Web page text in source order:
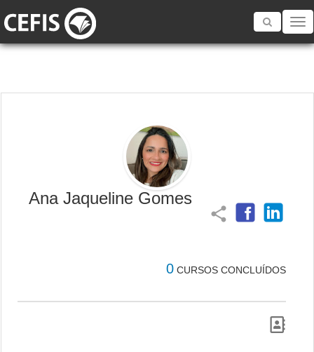
Toggle
Ana Jaqueline Gomes
share
0 CURSOS CONCLUÍDOS